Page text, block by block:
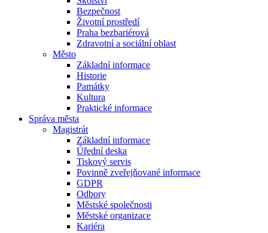
Bezpečnost
Životní prostředí
Praha bezbariérová
Zdravotní a sociální oblast
Město
Základní informace
Historie
Památky
Kultura
Praktické informace
Správa města
Magistrát
Základní informace
Úřední deska
Tiskový servis
Povinně zveřejňované informace
GDPR
Odbory
Městské společnosti
Městské organizace
Kariéra